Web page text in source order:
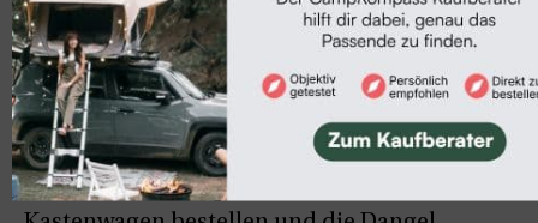
Bilder
Kastenwagen mit Dangel-
Allradantrieb bestellen
Selbstausbauerkönnen sich bei einem
Citroën- oder Peugeot-Händler einen leeren